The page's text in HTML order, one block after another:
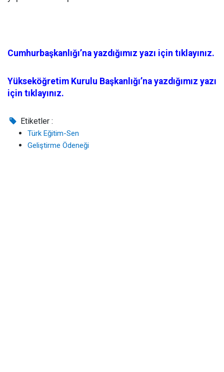
Cumhurbaşkanlığı’na yazdığımız yazı için tıklayınız.
Yükseköğretim Kurulu Başkanlığı’na yazdığımız yazı
için tıklayınız.
Etiketler :
Türk Eğitim-Sen
Geliştirme Ödeneği